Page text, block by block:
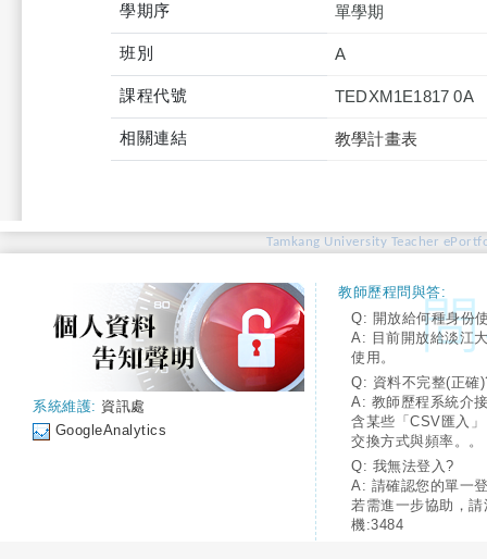
學期序 單學期
班別 A
課程代號 TEDXM1E1817 0A
相關連結 教學計畫表
Tamkang University Teacher
系統維護: 資訊處
GoogleAnalytics
教師歷程問與答:
Q: 開放給何種身份
A: 目前開放給淡江
使用。
Q: 資料不完整(正確
A: 教師歷程系統介
含某些「CSV匯入
交換方式與頻率。。
Q: 我無法登入?
A: 請確認您的單一
若需進一步協助，
機:3484